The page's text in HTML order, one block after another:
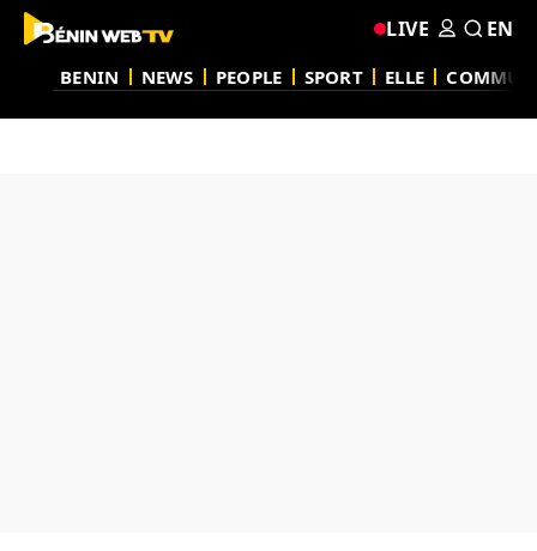
BENIN NEWS PEOPLE SPORT ELLE
LIVE EN